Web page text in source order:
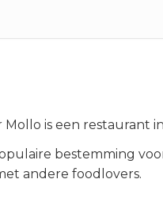
Mollo is een restaurant
bestemming
andere foodlovers.